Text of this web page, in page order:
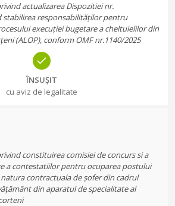
actualizarea Dispozitiei nr.
stabilirea responsabilităților pentru
execuției bugetare a cheltuielilor din
(ALOP), conform OMF nr.1140/2025
ÎNSUȘIT
cu aviz de legalitate
constituirea comisiei de concurs si a
a contestatiilor pentru ocuparea postului
contractuala de șofer din cadrul
din aparatul de specialitate al